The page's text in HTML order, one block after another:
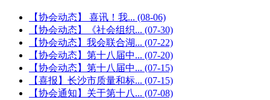
【协会动态】 喜讯！我... (08-06)
【协会动态】《社会组织... (07-30)
【协会动态】我会联合湖... (07-22)
【协会动态】第十八届中... (07-20)
【协会动态】第十八届中... (07-15)
【喜报】长沙市质量和标... (07-15)
【协会通知】关于第十八... (07-08)